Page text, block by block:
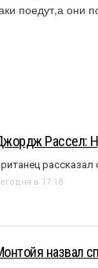
поедут,а они
Рассел:
в 17:18
назвал